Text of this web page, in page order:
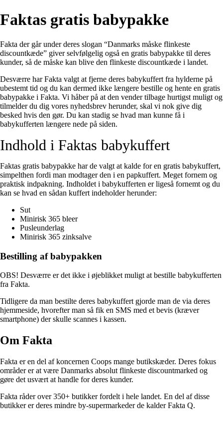
Faktas gratis babypakke
Fakta der går under deres slogan “Danmarks måske flinkeste
discountkæde” giver selvfølgelig også en gratis babypakke til deres
kunder, så de måske kan blive den flinkeste discountkæde i landet.
Desværre har Fakta valgt at fjerne deres babykuffert fra hylderne på
ubestemt tid og du kan dermed ikke længere bestille og hente en gratis
babypakke i Fakta. Vi håber på at den vender tilbage hurtigst muligt og
tilmelder du dig vores nyhedsbrev herunder, skal vi nok give dig
besked hvis den gør. Du kan stadig se hvad man kunne få i
babykufferten længere nede på siden.
Indhold i Faktas babykuffert
Faktas gratis babypakke har de valgt at kalde for en gratis babykuffert,
simpelthen fordi man modtager den i en papkuffert. Meget fornem og
praktisk indpakning. Indholdet i babykufferten er ligeså fornemt og du
kan se hvad en sådan kuffert indeholder herunder:
Sut
Minirisk 365 bleer
Pusleunderlag
Minirisk 365 zinksalve
Bestilling af babypakken
OBS! Desværre er det ikke i øjeblikket muligt at bestille babykufferten
fra Fakta.
Tidligere da man bestilte deres babykuffert gjorde man de via deres
hjemmeside, hvorefter man så fik en SMS med et bevis (kræver
smartphone) der skulle scannes i kassen.
Om Fakta
Fakta er en del af koncernen Coops mange butikskæder. Deres fokus
områder er at være Danmarks absolut flinkeste discountmarked og
gøre det usvært at handle for deres kunder.
Fakta råder over 350+ butikker fordelt i hele landet. En del af disse
butikker er deres mindre by-supermarkeder de kalder Fakta Q.